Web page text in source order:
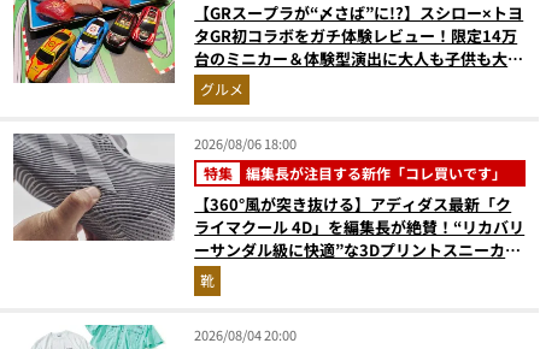
【GRスープラが“〆さば”に!?】スシロー×トヨ
タGR初コラボをガチ体験レビュー！限定14万
台のミニカー＆体験型演出に大人も子供も大興
奮間違いなし
グルメ
2026/08/06 18:00
特集 編集長が注目する新作「コレ買いです」
【360°風が突き抜ける】アディダス最新「ク
ライマクール 4D」を編集長が絶賛！“リカバリ
ーサンダル級に快適”な3Dプリントスニーカー
『コレ買いです』Vol.173
靴
2026/08/04 20:00